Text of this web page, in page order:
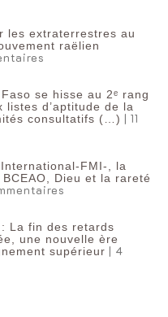
les extraterrestres au
raëlien
se hisse au 2ᵉ rang
d’aptitude de la
consultatifs (…) | 11
FMI-, la
Dieu et la rareté
La fin des retards
une nouvelle ère
supérieur | 4